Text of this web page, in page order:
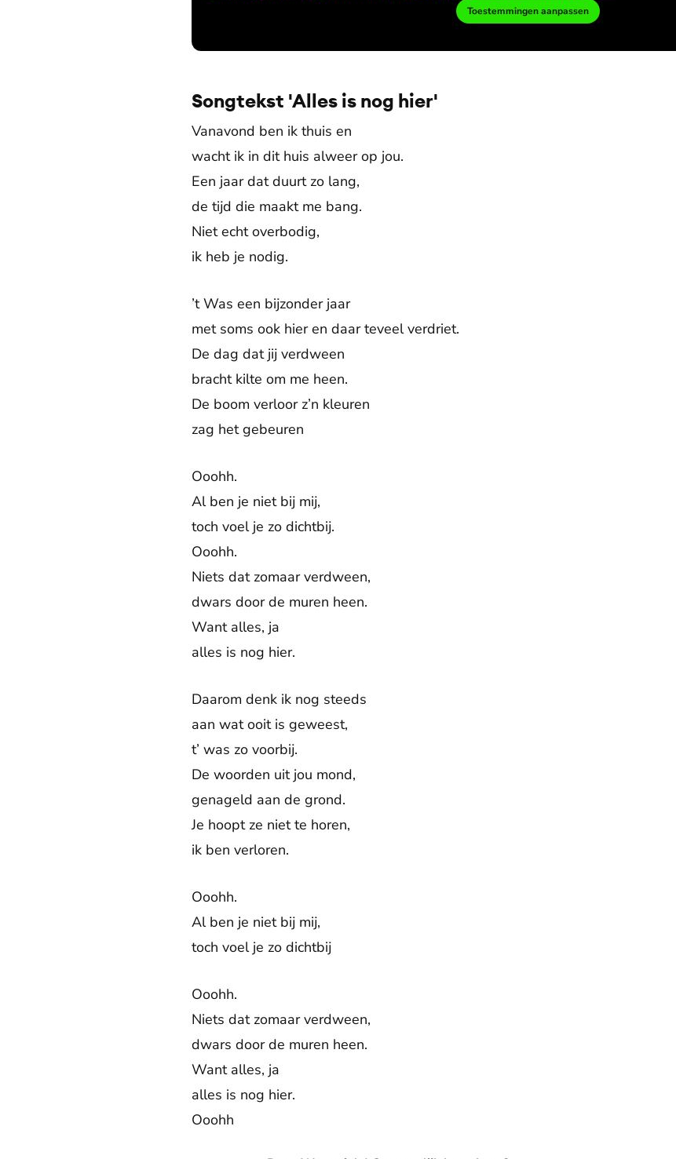
Toestemmingen aanpassen
Songtekst 'Alles is nog hier'
Vanavond ben ik thuis en
wacht ik in dit huis alweer op jou.
Een jaar dat duurt zo lang,
de tijd die maakt me bang.
Niet echt overbodig,
ik heb je nodig.
’t Was een bijzonder jaar
met soms ook hier en daar teveel verdriet.
De dag dat jij verdween
bracht kilte om me heen.
De boom verloor z’n kleuren
zag het gebeuren
Ooohh.
Al ben je niet bij mij,
toch voel je zo dichtbij.
Ooohh.
Niets dat zomaar verdween,
dwars door de muren heen.
Want alles, ja
alles is nog hier.
Daarom denk ik nog steeds
aan wat ooit is geweest,
t’ was zo voorbij.
De woorden uit jou mond,
genageld aan de grond.
Je hoopt ze niet te horen,
ik ben verloren.
Ooohh.
Al ben je niet bij mij,
toch voel je zo dichtbij
Ooohh.
Niets dat zomaar verdween,
dwars door de muren heen.
Want alles, ja
alles is nog hier.
Ooohh